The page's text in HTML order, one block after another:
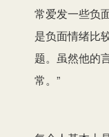
常爱发一些负
是负面情绪比
题。虽然他的
常。”